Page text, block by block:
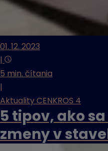
01. 12. 2023
|
5 min. čítania
|
Aktuality CENKROS 4
5 tipov, ako
zmeny v